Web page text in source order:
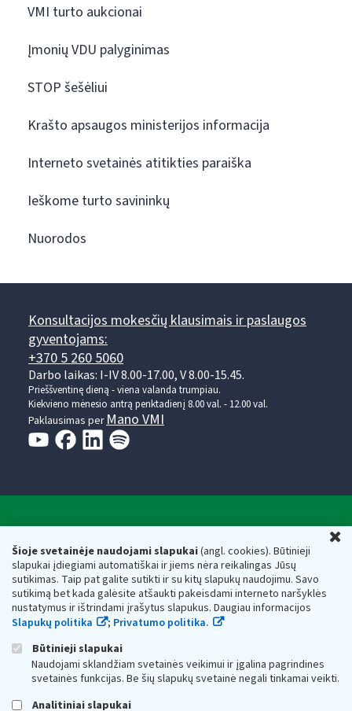
Šioje svetainėje naudojami slapukai(angl. cookies). Būtinieji
slapukai įdiegiami automatiškai ir jiems nėra reikalingas Jūsų
sutikimas. Taip pat galite sutikti ir su kitų slapukų naudojimu. Savo
sutikimą bet kada galėsite atšaukti pakeisdami interneto naršyklės
nustatymus ir ištrindami įrašytus slapukus. Daugiau informacijos
Slapukų politika
; Privatumo politika.
Būtinieji slapukai
Naudojami sklandžiam svetainės veikimui ir įgalina pagrindines
svetainės funkcijas. Be šių slapukų svetainė negali tinkamai veikti.
Analitiniai slapukai
VMI turto aukcionai
Įmonių VDU palyginimas
STOP šešėliui
Krašto apsaugos ministerijos informacija
Interneto svetainės atitikties paraiška
Ieškome turto savininkų
Nuorodos
Konsultacijos mokesčių klausimais ir paslaugos
gyventojams:
+370 5 260 5060
Darbo laikas: I-IV 8.00-17.00, V 8.00-15.45.
Prieššventinę dieną - viena valanda trumpiau.
Kiekvieno mėnesio antrą penktadienį 8.00 val. - 12.00 val.
Paklausimas perMano VMI
Valstybinė mokesčių inspekcija prie Lietuvos
Respublikos finansų ministerijos
Biudžetinė įstaiga. Juridinio asmens kodas — 188659752,
adresas: Vasario 16-osios g. 14, 01107 Vilnius, Lietuva, el.paštas:
vmi@vmi.lt , E. pristatymo dėžutės adresas 188659752
Duomenys apie Valstybinę mokesčių inspekciją prie Lietuvos
Respublikos finansų ministerijos kaupiami ir saugomi Juridinių